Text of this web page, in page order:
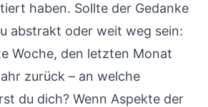
haben. Sollte der Gedanke
abstrakt oder weit weg sein:
Woche, den letzten Monat
zurück – an welche
du dich? Wenn Aspekte der